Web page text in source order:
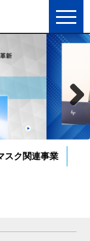
Nex
t
スク関連事業